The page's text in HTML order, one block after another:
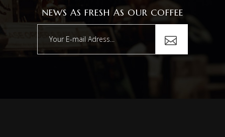
NEWS AS FRESH AS OUR COFFEE